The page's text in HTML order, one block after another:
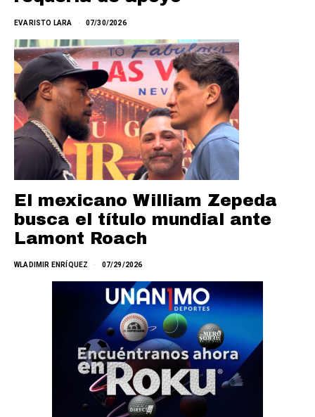
EVARISTO LARA 07/30/2026
El mexicano William Zepeda
busca el título mundial ante
Lamont Roach
WLADIMIR ENRÍQUEZ 07/29/2026